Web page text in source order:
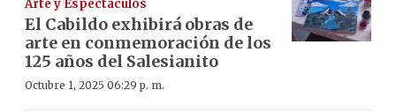
Arte y Espectáculos
El Cabildo exhibirá obras de
arte en conmemoración de los
125 años del Salesianito
Octubre 1, 2025 06:29 p. m.